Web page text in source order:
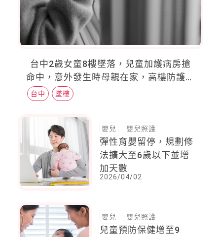
台中2歲女童8樓墜落，兒童加護病房搶
命中，意外發生時母親在家，高樓防護不
台中 墜樓
嬰兒 嬰兒照護
彈性育嬰留停，規劃修
法擴大至6歲以下並增
加天數
2026/04/02
嬰兒 嬰兒照護
兒童預防保健增至9